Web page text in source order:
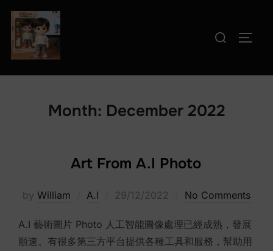
Skip
content
Search
Month: December 2022
Art From A.I Photo
by William A.I
Posted
29/12/2022 No Comments
A.I 藝術圖片 Photo 人工智能圖像處理已經成熟，發展
順速。有很多第三方平台提供各種工具和服務，幫助用